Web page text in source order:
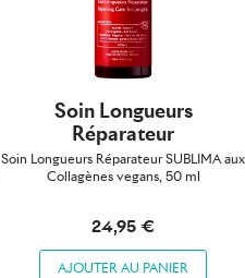
Soin Longueurs
Réparateur
Soin Longueurs Réparateur SUBLIMA aux
Collagènes vegans, 50 ml
24,95 €
AJOUTER AU PANIER